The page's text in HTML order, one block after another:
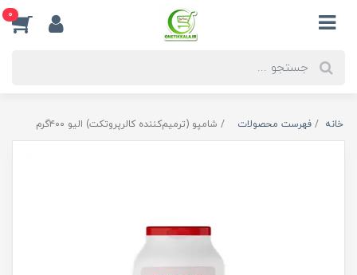
0
خانه فهرست محصولات شامپو (ترمیم‌کننده کالرپروتکت) الیو ۴۰۰گرم